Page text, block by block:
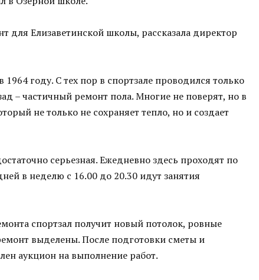
для Елизаветинской школы, рассказала директор
году. С тех пор в спортзале проводился только
– частичный ремонт пола. Многие не поверят, но в
не только не сохраняет тепло, но и создает
серьезная. Ежедневно здесь проходят по
в неделю с 16.00 до 20.30 идут занятия
спортзал получит новый потолок, ровные
выделены. После подготовки сметы и
аукцион на выполнение работ.